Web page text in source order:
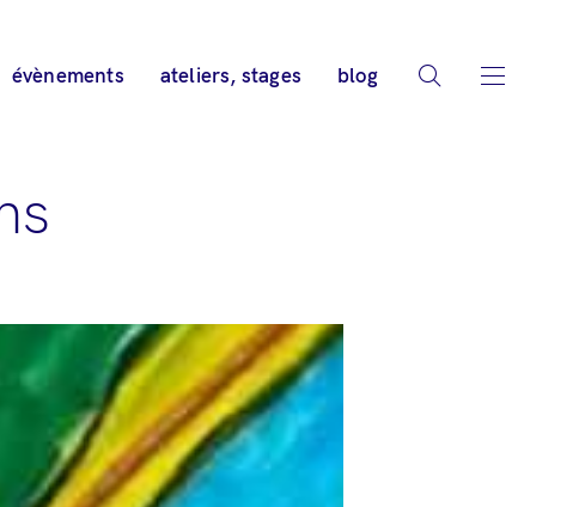
évènements ateliers, stages blog